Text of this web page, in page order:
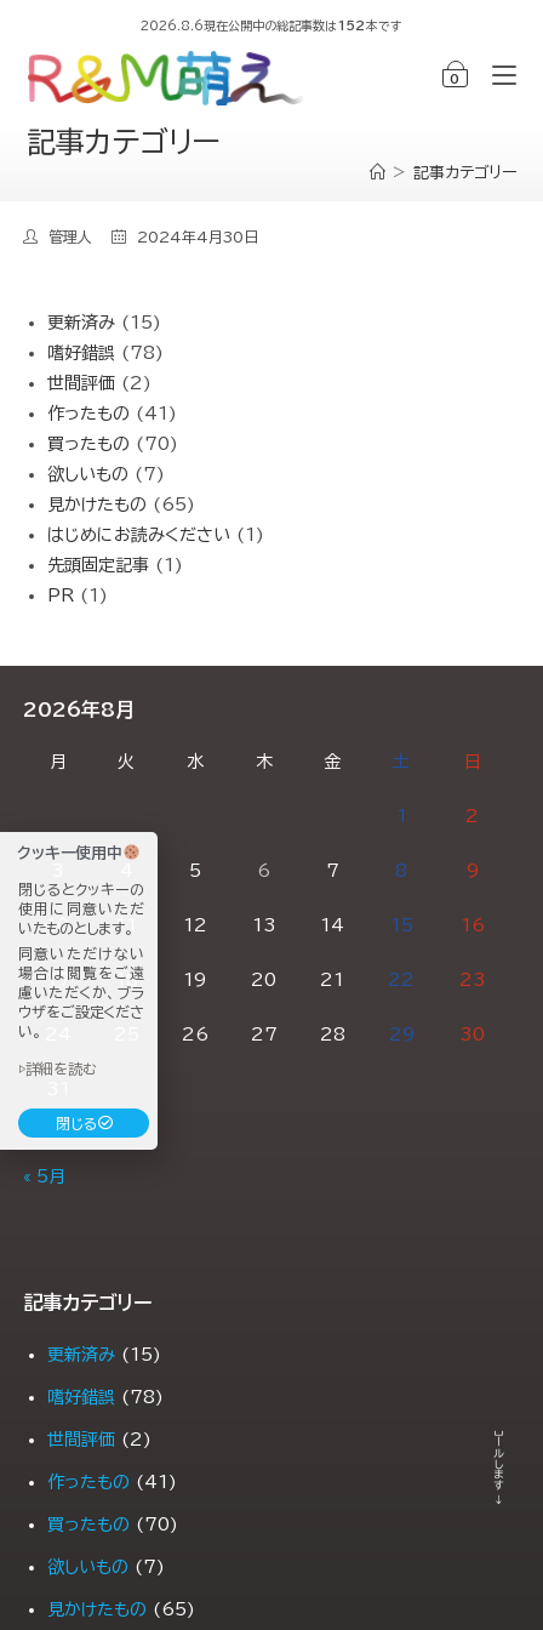
2026.8.6現在公開中の総記事数は 152 本です
0
記事カテゴリー
> 記事カテゴリー
管理人 2024年4月30日
更新済み (15)
嗜好錯誤 (78)
世間評価 (2)
作ったもの (41)
買ったもの (70)
欲しいもの (7)
見かけたもの (65)
はじめにお読みください (1)
先頭固定記事 (1)
PR (1)
2026年8月
月 火 水 木 金 土 日
1 2
5 6 7 8 9
10 11 12 13 14 15 16
17 18 19 20 21 22 23
26 27 28 29 30
« 5月
記事カテゴリー
更新済み (15)
嗜好錯誤 (78)
世間評価 (2)
作ったもの (41)
買ったもの (70)
欲しいもの (7)
見かけたもの (65)
← スクロールします →
クッキー使用中
閉じるとクッキーの
使用に同意いただ
いたものとします。
同意いただけない
場合は閲覧をご遠
慮いただくか、ブラ
ウザをご設定くださ
い。
▷詳細を読む
閉じる